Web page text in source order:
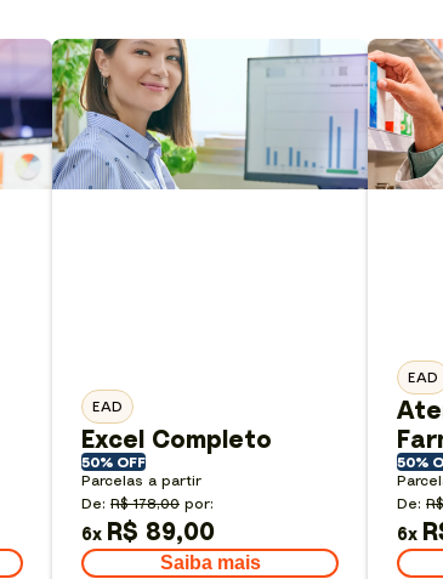
EAD
Excel Completo
50% OFF
Parcelas a partir
De: R$ 178,00 por:
6x R$ 89,00
Saiba mais
EAD
50%
De:
6x